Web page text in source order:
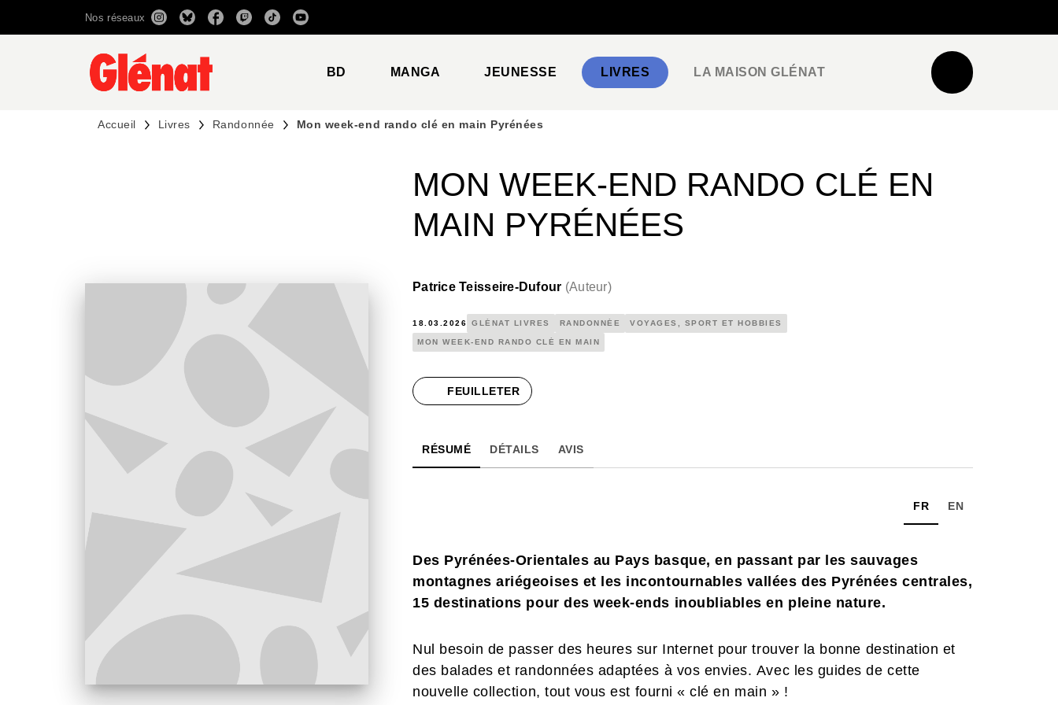
RECHERCHE CONTENU
Nos réseaux
BD MANGA JEUNESSE LIVRES LA MAISON GLÉNAT
Accueil Livres Randonnée Mon week-end rando clé en main Pyrénées
MON WEEK-END RANDO CLÉ EN
MAIN PYRÉNÉES
Patrice Teisseire-Dufour (Auteur)
18.03.2026 GLÉNAT LIVRES RANDONNÉE VOYAGES, SPORT ET HOBBIES
MON WEEK-END RANDO CLÉ EN MAIN
FEUILLETER
RÉSUMÉ DÉTAILS AVIS
FR EN
Des Pyrénées-Orientales au Pays basque, en passant par les sauvages
montagnes ariégeoises et les incontournables vallées des Pyrénées centrales,
15 destinations pour des week-ends inoubliables en pleine nature.
Nul besoin de passer des heures sur Internet pour trouver la bonne destination et
des balades et randonnées adaptées à vos envies. Avec les guides de cette
nouvelle collection, tout vous est fourni « clé en main » !